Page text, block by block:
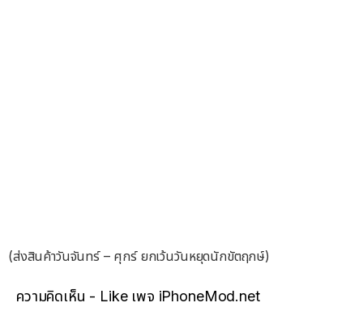
(ส่งสินค้าวันจันทร์ – ศุกร์ ยกเว้นวันหยุดนักขัตฤกษ์)
ความคิดเห็น - Like เพจ iPhoneMod.net